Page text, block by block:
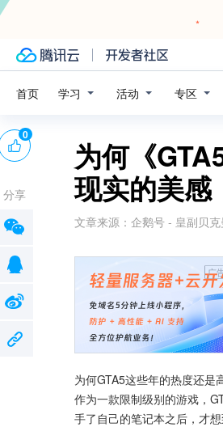
首页 学习 活动 专区
为何《
现实的美感
文章来源： 企鹅号 - 皇副贝克
广
为何GTA5这些年的热度还
作为一款限制级别的游戏，
手了自己的笔记本之后，才
0
分享